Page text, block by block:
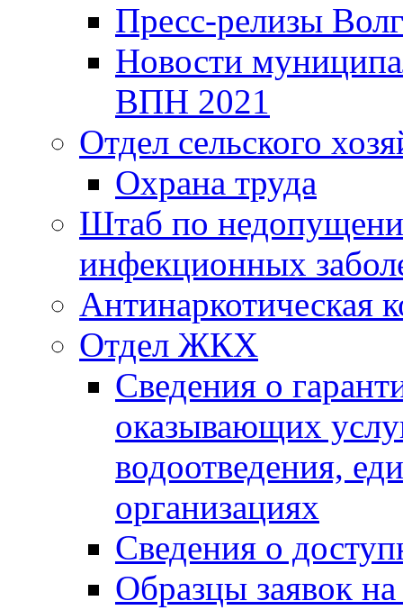
Пресс-релизы
Новости
ВПН 2021
Отдел сельского
Охрана труда
Штаб по
инфекционных
Антинаркотическая
Отдел ЖКХ
Сведения о
оказывающих
водоотведения,
организациях
Сведения о
Образцы заявок